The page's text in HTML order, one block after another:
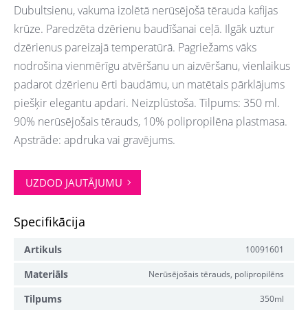
Dubultsienu, vakuma izolētā nerūsējošā tērauda kafijas
krūze. Paredzēta dzērienu baudīšanai ceļā. Ilgāk uztur
dzērienus pareizajā temperatūrā. Pagriežams vāks
nodrošina vienmērīgu atvēršanu un aizvēršanu, vienlaikus
padarot dzērienu ērti baudāmu, un matētais pārklājums
piešķir elegantu apdari. Neizplūstoša. Tilpums: 350 ml.
90% nerūsējošais tērauds, 10% polipropilēna plastmasa.
Apstrāde: apdruka vai gravējums.
UZDOD JAUTĀJUMU
Specifikācija
Artikuls 10091601
Materiāls Nerūsējošais tērauds, polipropilēns
Tilpums 350ml